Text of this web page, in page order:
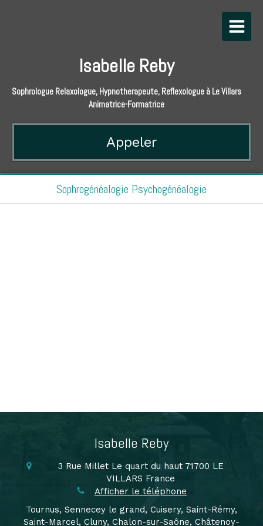
Isabelle Reby
Sophrologue Relaxologue, Hypnotherapeute, Reflexologue à Le Villars
Animatrice-Formatrice
Appeler
Sophrogénéalogie Psychogénéalogie
Isabelle Reby
3 Rue Millet Le quart du haut 71700 LE
VILLARS France
Afficher le téléphone
Tournus, Sennecey le grand, Cuisery, Saint-Rémy,
Saint-Marcel, Cluny, Chalon-sur-Saône, Châtenoy-